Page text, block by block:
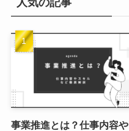
人気の記事
事業推進とは？仕事内容や